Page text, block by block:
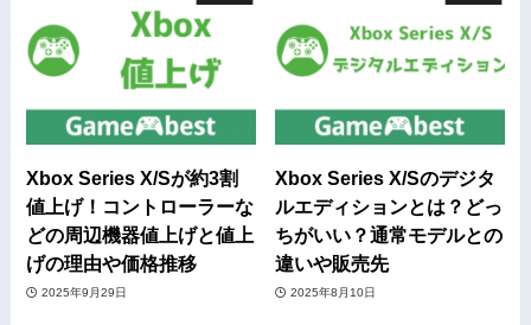
Xbox Series X/Sが約3割
値上げ！コントローラーな
どの周辺機器値上げと値上
げの理由や価格推移
2025年9月29日
Xbox Series X/Sのデジタ
ルエディションとは？どっ
ちがいい？通常モデルとの
違いや販売先
2025年8月10日